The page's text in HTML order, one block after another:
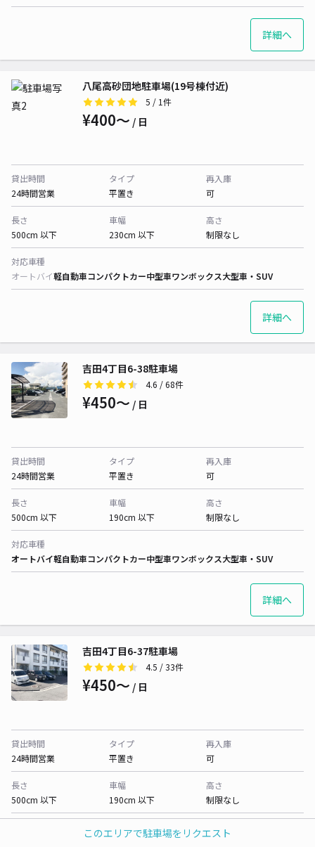
このエリアで駐車場をリクエスト
詳細へ
八尾高砂団地駐車場(19号棟付近)
5 / 1件
¥400〜 / 日
貸出時間
24時間営業
タイプ
平置き
再入庫
可
長さ
500cm 以下
車幅
230cm 以下
高さ
制限なし
対応車種
オートバイ軽自動車コンパクトカー中型車ワンボックス大型車・SUV
詳細へ
吉田4丁目6-38駐車場
4.6 / 68件
¥450〜 / 日
貸出時間
24時間営業
タイプ
平置き
再入庫
可
長さ
500cm 以下
車幅
190cm 以下
高さ
制限なし
対応車種
オートバイ軽自動車コンパクトカー中型車ワンボックス大型車・SUV
詳細へ
吉田4丁目6-37駐車場
4.5 / 33件
¥450〜 / 日
貸出時間
24時間営業
タイプ
平置き
再入庫
可
長さ
500cm 以下
車幅
190cm 以下
高さ
制限なし
軽自動車コンパクトカー中型車 ワンボックス 大型車・SUV